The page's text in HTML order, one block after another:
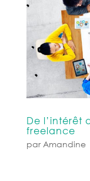
De l’intérêt
freelance
par Amandine